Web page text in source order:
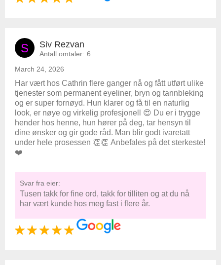
S Siv Rezvan
Antall omtaler: 6
March 24, 2026
Har vært hos Cathrin flere ganger nå og fått utført ulike
tjenester som permanent eyeliner, bryn og tannbleking
og er super fornøyd. Hun klarer og få til en naturlig
look, er nøye og virkelig profesjonell 😍 Du er i trygge
hender hos henne, hun hører på deg, tar hensyn til
dine ønsker og gir gode råd. Man blir godt ivaretatt
under hele prosessen 👏👏 Anbefales på det sterkeste!
❤️
Svar fra eier:
Tusen takk for fine ord, takk for tilliten og at du nå
har vært kunde hos meg fast i flere år.